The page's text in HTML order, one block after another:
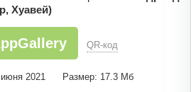
Хуавей)
QR-код
2021 Размер: 17.3 Мб